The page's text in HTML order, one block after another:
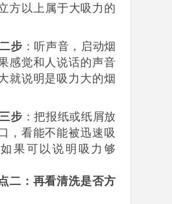
方以上属于大吸力的
步 ：听声音，启动烟
感觉和人说话的声音
就说明是吸力大的烟
步 ：把报纸或纸屑放
，看能不能被迅速吸
果可以说明吸力够
二：再看清洗是否方